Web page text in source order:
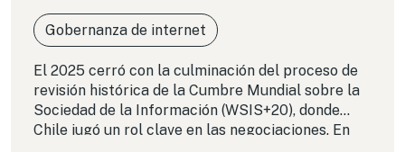
Gobernanza de internet
El 2025 cerró con la culminación del proceso de
revisión histórica de la Cumbre Mundial sobre la
Sociedad de la Información (WSIS+20), donde
Chile jugó un rol clave en las negociaciones. En